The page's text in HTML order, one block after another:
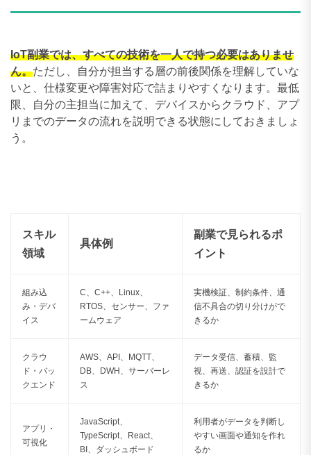
IoT副業では、すべての技術を一人で持つ必要はありませ
ん。ただし、自分が担当する層の前後関係を理解していな
いと、仕様変更や障害対応で詰まりやすくなります。最低
限、自分の主担当に加えて、デバイスからクラウド、アプ
リまでのデータの流れを説明できる状態にしておきましょ
う。
スキル
領域
具体例
副業で見られるポ
イント
組み込
み・デバ
イス
C、C++、Linux、
RTOS、センサー、ファ
ームウェア
実機検証、制約条件、通
信不具合の切り分けがで
きるか
クラウ
ド・バッ
クエンド
AWS、API、MQTT、
DB、DWH、サーバーレ
ス
データ受信、蓄積、監
視、再送、認証を設計で
きるか
アプリ・
可視化
JavaScript、
TypeScript、React、
BI、ダッシュボード
利用者がデータを判断し
やすい画面や通知を作れ
るか